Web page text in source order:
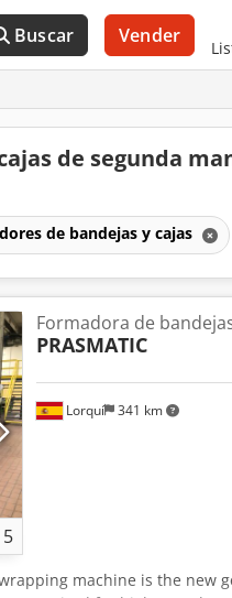
Buscar Vender
de segunda
de bandejas y cajas
5
Lorquí 341 km
Formadora de
PRASMATIC
machine is the new